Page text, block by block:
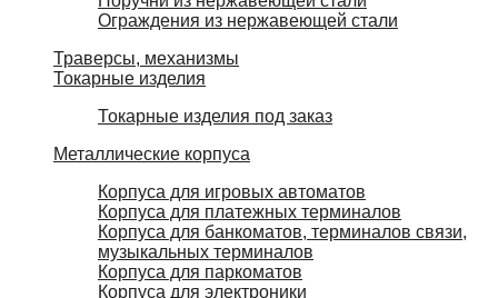
Ограждения из нержавеющей стали
Траверсы, механизмы
Токарные изделия
Токарные изделия под заказ
Металлические корпуса
Корпуса для игровых автоматов
Корпуса для платежных терминалов
Корпуса для банкоматов, терминалов связи,
музыкальных терминалов
Корпуса для паркоматов
Корпуса для электроники